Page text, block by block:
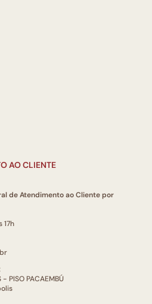
AO CLIENTE
de Atendimento ao Cliente por
17h
- PISO PACAEMBÚ